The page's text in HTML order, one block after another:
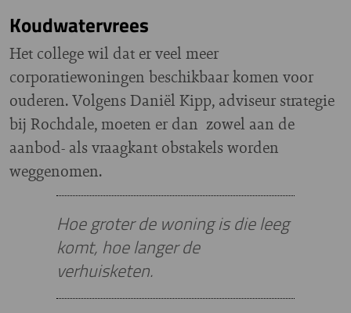
Koudwatervrees
Het college wil dat er veel meer
corporatiewoningen beschikbaar komen voor
ouderen. Volgens Daniël Kipp, adviseur strategie
bij Rochdale, moeten er dan zowel aan de
aanbod- als vraagkant obstakels worden
weggenomen.
Hoe groter de woning is die leeg
komt, hoe langer de
verhuisketen.